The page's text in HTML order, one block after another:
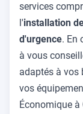
services
l'installation
d'urgence. En
à vous
adaptés à vos
vos
Économique à